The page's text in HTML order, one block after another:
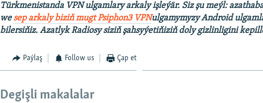
Türkmenistanda VPN ulgamlary arkaly işleýär. Siz şumeýl:
we sep arkaly biziň mugt Psiphon3 VPNulgamymyzy Android
bilersiňiz. Azatlyk Radiosy siziň şahsyýetiňiziň doly gizlinligini
Paýlaş Follow us Çap et
Degişli makalalar